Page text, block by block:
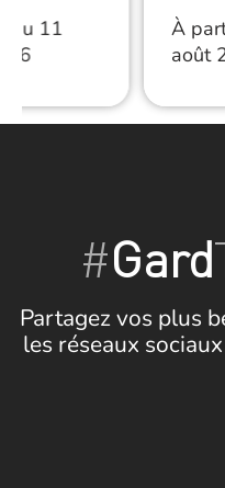
du 11
À
août
#Gard
Partagez vos plus
les réseaux